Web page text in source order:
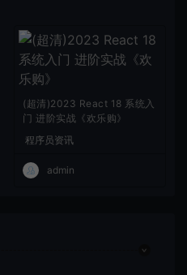
(超清)2023 React 18 系统入
门 进阶实战《欢乐购》
程序员资讯
admin